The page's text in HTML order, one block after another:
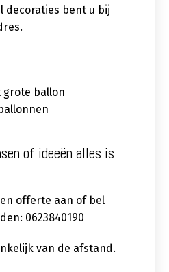
decoraties bent u bij
grote ballon
of ideeën alles is
offerte aan of bel
0623840190
van de afstand.